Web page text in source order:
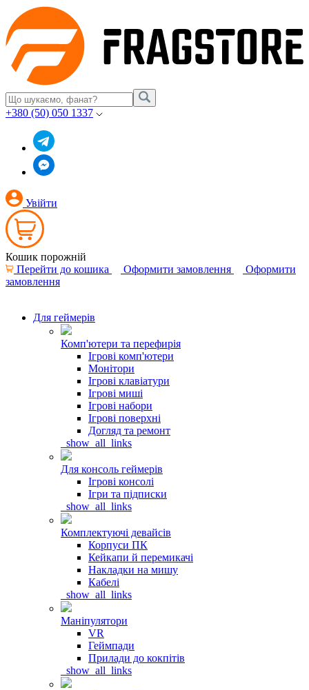
+380 (50) 050 1337
Увійти
Кошик порожній
Перейти до кошика
Оформити замовлення
Оформити
замовлення
Для геймерів
Комп'ютери та перефирія
Ігрові комп'ютери
Монітори
Ігрові клавіатури
Ігрові миші
Ігрові набори
Ігрові поверхні
Догляд та ремонт
_show_all_links
Для консоль геймерів
Ігрові консолі
Ігри та підписки
_show_all_links
Комплектуючі девайсів
Корпуси ПК
Кейкапи й перемикачі
Накладки на мишу
Кабелі
_show_all_links
Маніпулятори
VR
Геймпади
Прилади до кокпітів
_show_all_links